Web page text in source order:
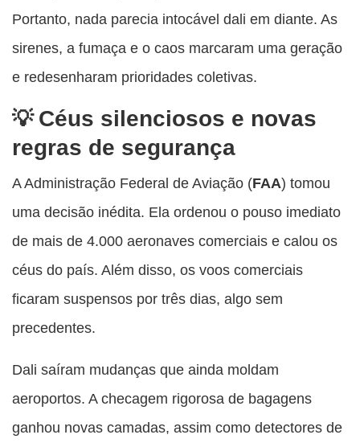
Portanto, nada parecia intocável dali em diante. As
sirenes, a fumaça e o caos marcaram uma geração
e redesenharam prioridades coletivas.
Céus silenciosos e novas
regras de segurança
A Administração Federal de Aviação (FAA) tomou
uma decisão inédita. Ela ordenou o pouso imediato
de mais de 4.000 aeronaves comerciais e calou os
céus do país. Além disso, os voos comerciais
ficaram suspensos por três dias, algo sem
precedentes.
Dali saíram mudanças que ainda moldam
aeroportos. A checagem rigorosa de bagagens
ganhou novas camadas, assim como detectores de